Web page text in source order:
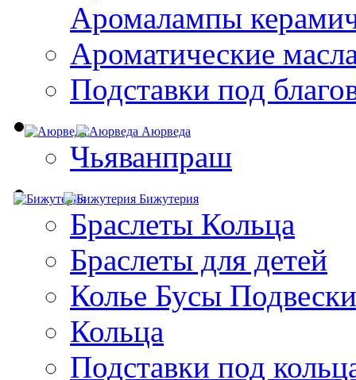
Aромалампы
Ароматические
Подставки под
Аюрведа
Чьяванпраш
Бижутерия
Браслеты Кольца
Браслеты для детей
Колье Бусы Подвески
Кольца
Подставки под